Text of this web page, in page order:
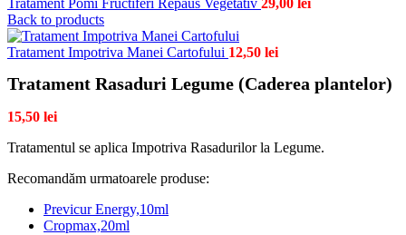
Tratament Pomi Fructiferi Repaus Vegetativ 29,00 lei
Back to products
Tratament Impotriva Manei Cartofului 12,50 lei
Tratament Rasaduri Legume (Caderea plantelor)
15,50 lei
Tratamentul se aplica Impotriva Rasadurilor la Legume.
Recomandăm urmatoarele produse:
Previcur Energy,10ml
Cropmax,20ml